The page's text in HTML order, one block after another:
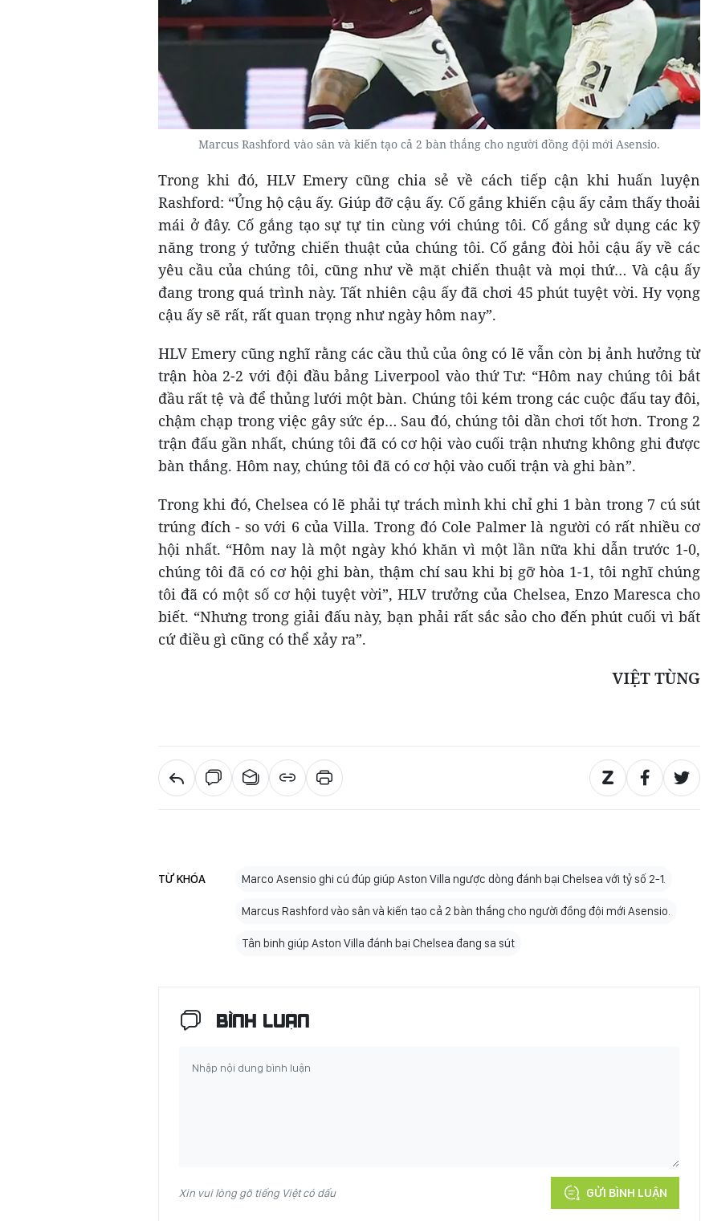
Marcus Rashford vào sân và kiến ​​tạo cả 2 bàn thắng cho người đồng đội mới Asensio.
Trong khi đó, HLV Emery cũng chia sẻ về cách tiếp cận khi huấn luyện
Rashford: “Ủng hộ cậu ấy. Giúp đỡ cậu ấy. Cố gắng khiến cậu ấy cảm thấy thoải
mái ở đây. Cố gắng tạo sự tự tin cùng với chúng tôi. Cố gắng sử dụng các kỹ
năng trong ý tưởng chiến thuật của chúng tôi. Cố gắng đòi hỏi cậu ấy về các
yêu cầu của chúng tôi, cũng như về mặt chiến thuật và mọi thứ… Và cậu ấy
đang trong quá trình này. Tất nhiên cậu ấy đã chơi 45 phút tuyệt vời. Hy vọng
cậu ấy sẽ rất, rất quan trọng như ngày hôm nay”.
HLV Emery cũng nghĩ rằng các cầu thủ của ông có lẽ vẫn còn bị ảnh hưởng từ
trận hòa 2-2 với đội đầu bảng Liverpool vào thứ Tư: “Hôm nay chúng tôi bắt
đầu rất tệ và để thủng lưới một bàn. Chúng tôi kém trong các cuộc đấu tay đôi,
chậm chạp trong việc gây sức ép… Sau đó, chúng tôi dần chơi tốt hơn. Trong 2
trận đấu gần nhất, chúng tôi đã có cơ hội vào cuối trận nhưng không ghi được
bàn thắng. Hôm nay, chúng tôi đã có cơ hội vào cuối trận và ghi bàn”.
Trong khi đó, Chelsea có lẽ phải tự trách mình khi chỉ ghi 1 bàn trong 7 cú sút
trúng đích - so với 6 của Villa. Trong đó Cole Palmer là người có rất nhiều cơ
hội nhất. “Hôm nay là một ngày khó khăn vì một lần nữa khi dẫn trước 1-0,
chúng tôi đã có cơ hội ghi bàn, thậm chí sau khi bị gỡ hòa 1-1, tôi nghĩ chúng
tôi đã có một số cơ hội tuyệt vời”, HLV trưởng của Chelsea, Enzo Maresca cho
biết. “Nhưng trong giải đấu này, bạn phải rất sắc sảo cho đến phút cuối vì bất
cứ điều gì cũng có thể xảy ra”.
VIỆT TÙNG
TỪ KHÓA Marco Asensio ghi cú đúp giúp Aston Villa ngược dòng đánh bại Chelsea với tỷ số 2-1.
Marcus Rashford vào sân và kiến tạo cả 2 bàn thắng cho người đồng đội mới Asensio.
Tân binh giúp Aston Villa đánh bại Chelsea đang sa sút
BÌNH LUẬN
Xin vui lòng gõ tiếng Việt có dấu GỬI BÌNH LUẬN